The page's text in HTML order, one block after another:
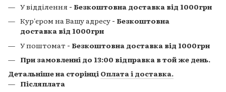
У відділення - Безкоштовна доставка від 1000грн
Кур'єром на Вашу адресу - Безкоштовна
доставка від 1000грн
У поштомат - Безкоштовна доставка від 1000грн
При замовленні до 13:00 відправка в той же день.
Детальніше на сторінці Оплата і доставка.
Післяплата